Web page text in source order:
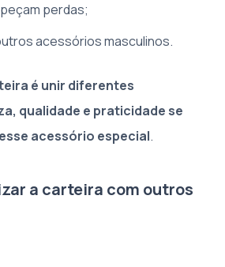
perdas;
acessórios masculinos.
é unir diferentes
qualidade e praticidade se
acessório especial.
a carteira com outros